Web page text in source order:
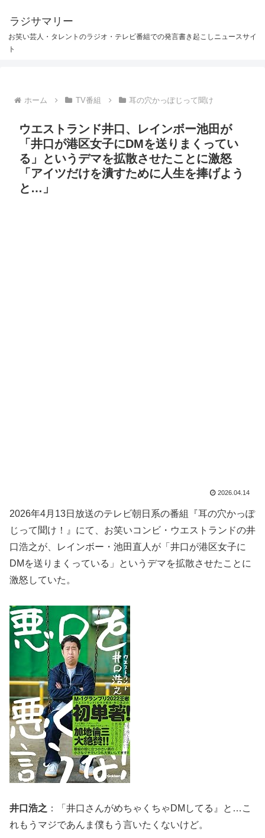
ラジサマリー
お笑い芸人・タレントのラジオ・テレビ番組での発言書き起こしニュースサイ
ト
ホーム TV番組 耳の穴かっぽじって聞け
ウエストランド井口、レインボー池田が
「井口が港区女子にDMを送りまくってい
る」というデマを拡散させたことに激怒
「アイツだけを潰すために人生を捧げよう
と…」
2026.04.14
2026年4月13日放送のテレビ朝日系の番組『耳の穴かっぽ
じって聞け！』にて、お笑いコンビ・ウエストランドの井
口浩之が、レインボー・池田直人が「井口が港区女子に
DMを送りまくっている」というデマを拡散させたことに
激怒していた。
井口浩之 ：「井口さんがめちゃくちゃDMしてる』と…こ
れもうマジであんま僕もう言いたくないけど。